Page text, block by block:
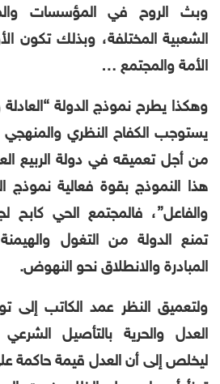
وبث الروح في المؤسسات
الشعبية المختلفة، وبذلك تكون
الأمة والمجتمع …
وهكذا يطرح نموذج الدولة “العادلة
يستوجب الكفاح النظري والمنهجي
من أجل تعميقه في دولة الربيع
هذا النموذج بقوة فعالية نموذج
والفاعل”، فالمجتمع الحي كابح
تمنع الدولة من التغول
المبادرة والانطلاق نحو النهوض.
ولتعميق النظر عمد الكاتب إلى
العدل والحرية بالتأصيل
ليخلص إلى أن العدل قيمة حاكمة